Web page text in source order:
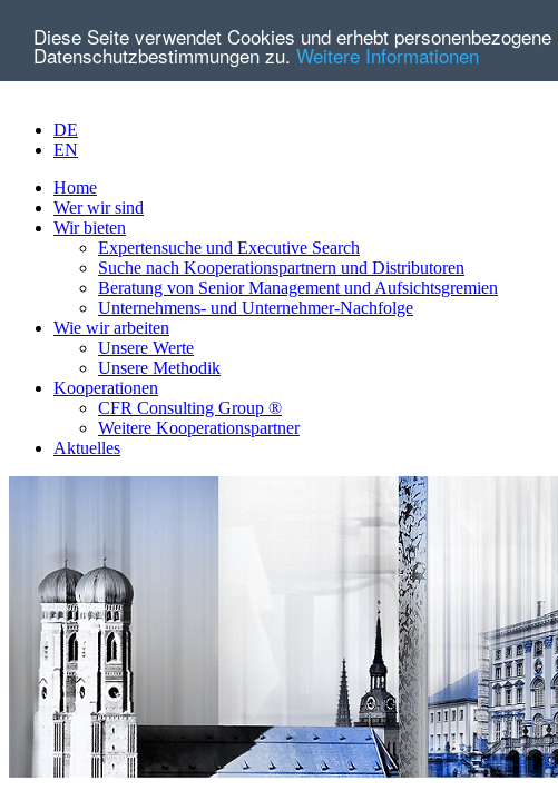
Diese Seite verwendet Cookies und erhebt
Datenschutzbestimmungen zu. Weitere Informationen
DE
EN
Home
Wer wir sind
Wir bieten
Expertensuche und Executive Search
Suche nach Kooperationspartnern und Distributoren
Beratung von Senior Management und Aufsichtsgremien
Unternehmens- und Unternehmer-Nachfolge
Wie wir arbeiten
Unsere Werte
Unsere Methodik
Kooperationen
CFR Consulting Group ®
Weitere Kooperationspartner
Aktuelles